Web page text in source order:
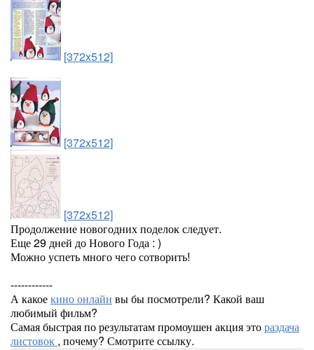
[372x512]
[372x512]
[372x512]
Продолжение новогодних поделок следует.
Еще 29 дней до Нового Года : )
Можно успеть много чего сотворить!
------------
А какоекино онлайн вы бы посмотрели? Какой ваш
любимый фильм?
Самая быстрая по результатам промоушен акция этораздача
листовок , почему? Смотрите ссылку.